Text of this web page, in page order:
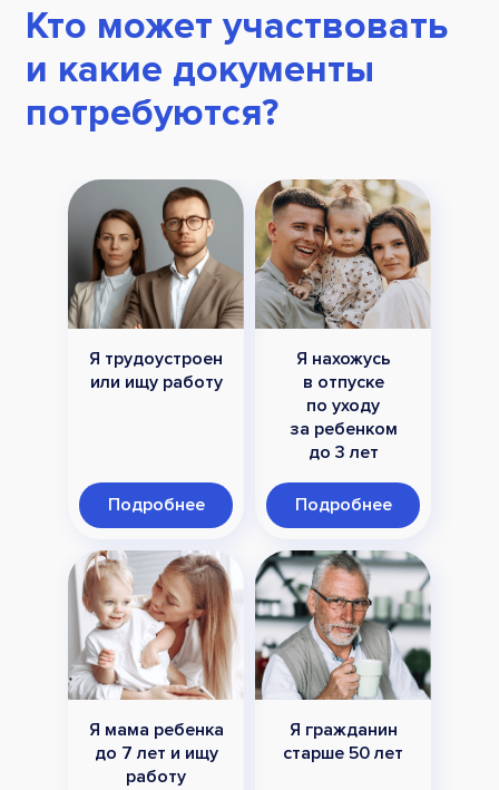
Кто может участвовать
и какие документы
потребуются?
Я трудоустроен
или ищу работу
Подробнее
Я нахожусь
в отпуске
по уходу
за ребенком
до 3 лет
Подробнее
Я мама ребенка
до 7 лет и ищу
работу
Я гражданин
старше 50 лет